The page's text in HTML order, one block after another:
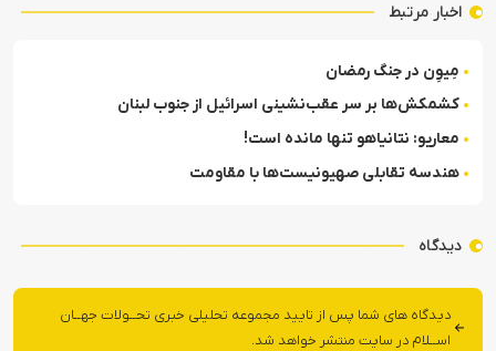
اخبار مرتبط
مِیوِن در جنگ رمضان
کشمکش‌ها بر سر عقب‌نشینی اسرائیل از جنوب لبنان
معاریو: نتانیاهو تنها مانده است!
هندسه تقابلی صهیونیست‌ها با مقاومت
دیدگاه
دیدگاه های شما پس از تایید مجموعه تحلیلی خبری تحــولات جهــان
اســلام در سایت منتشر خواهد شد.